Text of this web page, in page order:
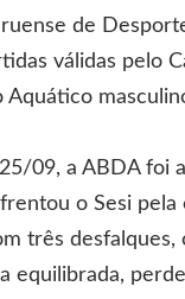
de
válidas pelo
Aquático
09, a ABDA foi
o Sesi pela
três desfalques,
equilibrada,